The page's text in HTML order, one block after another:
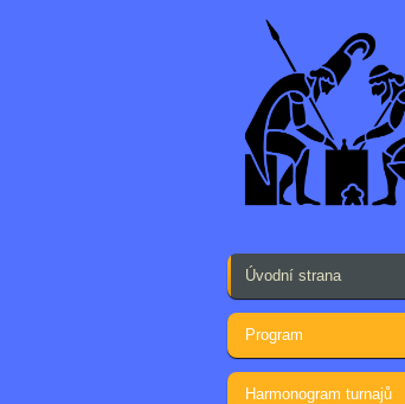
Úvodní strana
Program
Harmonogram turnajů